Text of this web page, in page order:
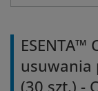
ESENTA™
usuwania
(30 szt.) -